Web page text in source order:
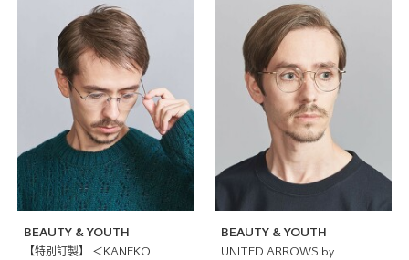
BEAUTY & YOUTH
【特別訂製】 ＜KANEKO
BEAUTY & YOUTH
UNITED ARROWS by